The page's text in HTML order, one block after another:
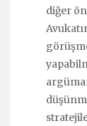
diğer